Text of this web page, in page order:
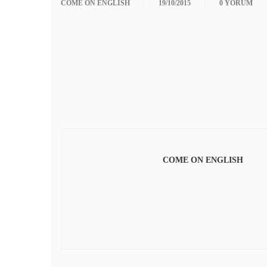
COME ON ENGLISH
19/10/2015
0 YORUM
COME ON ENGLISH